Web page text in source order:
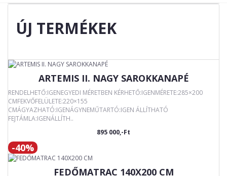
ÚJ TERMÉKEK
ARTEMIS II. NAGY SAROKKANAPÉ
RENDELHETŐ:IGENEGYEDI MÉRETBEN KÉRHETŐ:IGENMÉRETE:285×200
CMFEKVŐFELÜLETE:220×155
CMÁGYAZHATÓ:IGENÁGYNEMŰTARTÓ:IGEN ÁLLÍTHATÓ
FEJTÁMLA:IGENÁLLÍTH..
895 000,-Ft
-40%
FEDŐMATRAC 140X200 CM